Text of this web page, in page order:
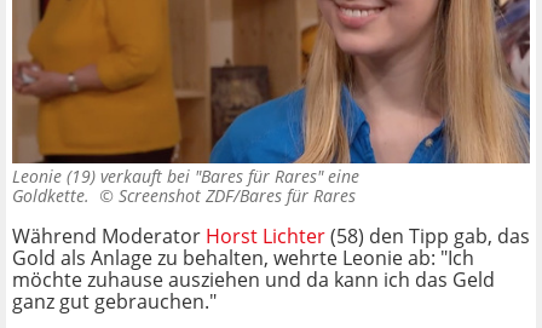
Leonie (19) verkauft bei "Bares für Rares" eine
Goldkette. © Screenshot ZDF/Bares für Rares
Während Moderator Horst Lichter(58) den Tipp gab, das
Gold als Anlage zu behalten, wehrte Leonie ab: "Ich
möchte zuhause ausziehen und da kann ich das Geld
ganz gut gebrauchen."